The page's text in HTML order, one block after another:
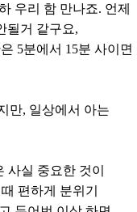
우리 함 만나죠. 언제
될거 같구요,
5분에서 15분 사이면
만, 일상에서 아는
사실 중요한 것이
편하게 분위기